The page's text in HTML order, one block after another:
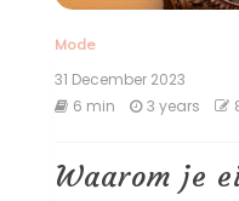
Mode
31 December 2023
6 min
3 years
Waarom je